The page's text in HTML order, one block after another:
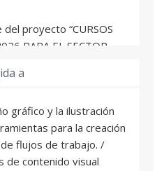
proyecto “CURSOS
PARA EL SECTOR
de València para
con el código
«COLABORACIÓN CON
LA FORMACIÓN DE
CULTURA» de la
a
gráfico y la ilustración
para la creación
flujos de trabajo. /
de contenido visual